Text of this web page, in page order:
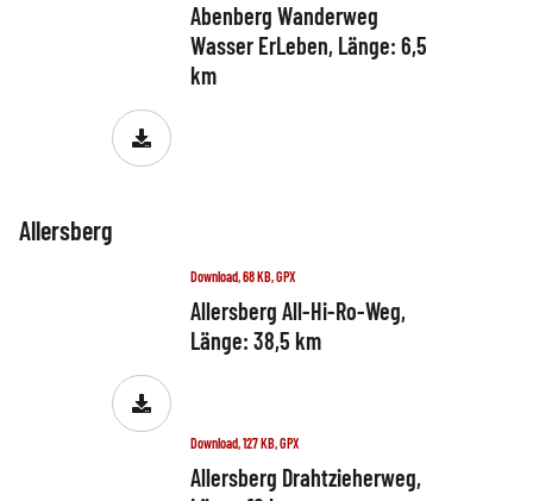
Abenberg Wanderweg
Wasser ErLeben, Länge: 6,5
km
Allersberg
Download, 68 KB, GPX
Allersberg All-Hi-Ro-Weg,
Länge: 38,5 km
Download, 127 KB, GPX
Allersberg Drahtzieherweg,